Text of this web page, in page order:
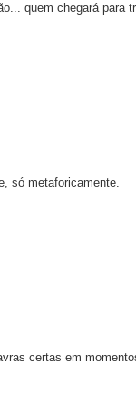
quem chegará para
só metaforicamente.
certas em